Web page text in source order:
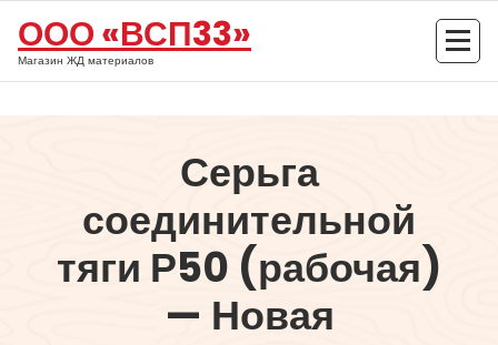
содержимому
ООО «ВСП33»
Магазин ЖД материалов
Серьга
соединительной
тяги Р50 (рабочая)
— Новая